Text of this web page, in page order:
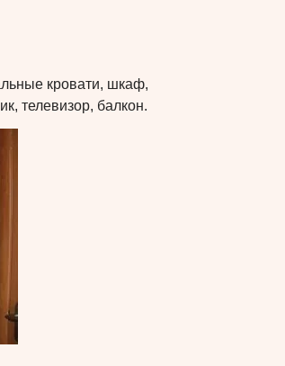
кровати, шкаф,
телевизор, балкон.